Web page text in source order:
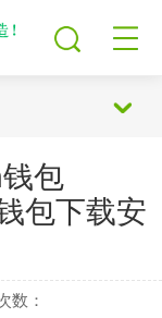
包
包下载安
数：